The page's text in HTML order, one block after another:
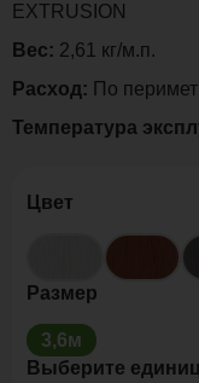
Цвет
Размер
3,6м
Выберите
EXTRUSION
Вес: 2,61 кг/м.п.
Расход: По
Температура